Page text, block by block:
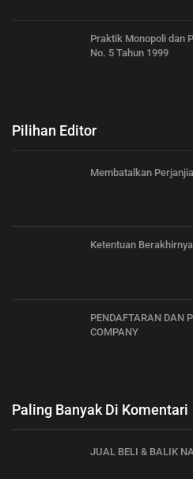
Praktik Monopoli dan
No. 5 Tahun 1999
Pilihan Editor
Membatalkan
Ketentuan
PENDAFTARAN DAN
COMPANY
Paling Banyak Di Komentari
JUAL BELI & BALIK